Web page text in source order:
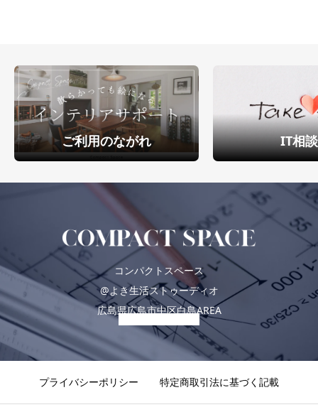
ご利用のながれ IT相
コンパクトスペース
@よき生活ストゥーディオ
広島県広島市中区白島AREA
プライバシーポリシー 特定商取引法に基づく記載